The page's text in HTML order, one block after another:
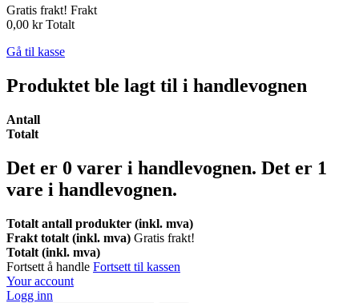
Gratis frakt! Frakt
0,00 kr Totalt
Gå til kasse
Produktet ble lagt til i handlevognen
Antall
Totalt
Det er 0 varer i handlevognen. Det er 1
vare i handlevognen.
Totalt antall produkter (inkl. mva)
Frakt totalt (inkl. mva) Gratis frakt!
Totalt (inkl. mva)
Fortsett å handle Fortsett til kassen
Your account
Logg inn